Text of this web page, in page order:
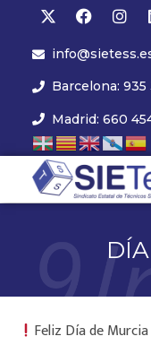
Barcelona:
Madrid: 660
Feliz Día de Murcia